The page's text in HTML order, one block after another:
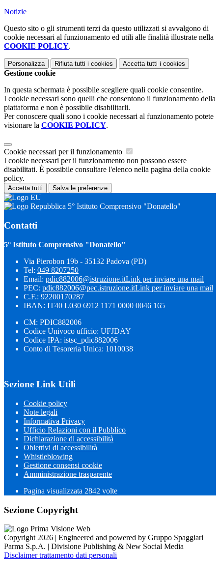
Notizie
Questo sito o gli strumenti terzi da questo utilizzati si avvalgono di
cookie necessari al funzionamento ed utili alle finalità illustrate nella
COOKIE POLICY.
Personalizza Rifiuta tutti i cookies Accetta tutti i cookies
Gestione cookie
In questa schermata è possibile scegliere quali cookie consentire.
I cookie necessari sono quelli che consentono il funzionamento della
piattaforma e non è possibile disabilitarli.
Per conoscere quali sono i cookie necessari al funzionamento potete
visionare la COOKIE POLICY.
Cookie necessari per il funzionamento
I cookie necessari per il funzionamento non possono essere
disabilitati. È possibile consultare l'elenco nella pagina della cookie
policy.
Accetta tutti Salva le preferenze
5° Istituto Comprensivo "Donatello"
Contatti
5° Istituto Comprensivo "Donatello"
Via Pierobon 19b - 35132 Padova (PD)
Tel: 049 8207250
Email: pdic882006@istruzione.itLink per inviare una mail
PEC: pdic882006@pec.istruzione.itLink per inviare una mail
C.F.: 92200170287
IBAN: IT40 L030 6912 1171 0000 0046 165
CM: PDIC882006
Codice Univoco ufficio: UFJDAY
Codice IPA: istsc_pdic882006
Conto di Tesoreria Unica: 1010038
Sezione Link Utili
Cookie policy
Note legali
Informativa Privacy
Ufficio Relazioni con il Pubblico
Dichiarazione di accessibilità
Obiettivi di accessibilità
Whistleblowing
Gestione consensi cookie
Amministrazione trasparente
Pagina visualizzata 2842 volte
Sezione Copyright
Copyright 2026 | Engineered and powered by Gruppo Spaggiari
Parma S.p.A. | Divisione Publishing & New Social Media
Disclaimer trattamento dati personali